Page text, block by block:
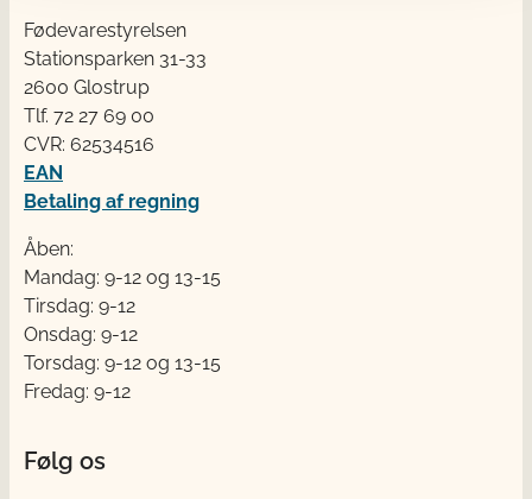
Fødevarestyrelsen
Stationsparken 31-33
2600 Glostrup
Tlf. 72 2​​​7 69 00
CVR: 62534516
EAN
Betaling af regning
Åben:
Mandag: 9-12 og 13-15
Tirsdag: 9-12
Onsdag: 9-12
Torsdag: 9-12 og 13-15
Fredag: 9-12
Følg os